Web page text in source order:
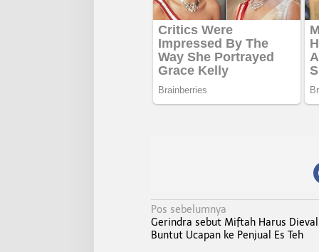
N
a
Pos sebelumnya
Gerindra sebut Miftah Harus
Buntut Ucapan ke Penjual Es Teh